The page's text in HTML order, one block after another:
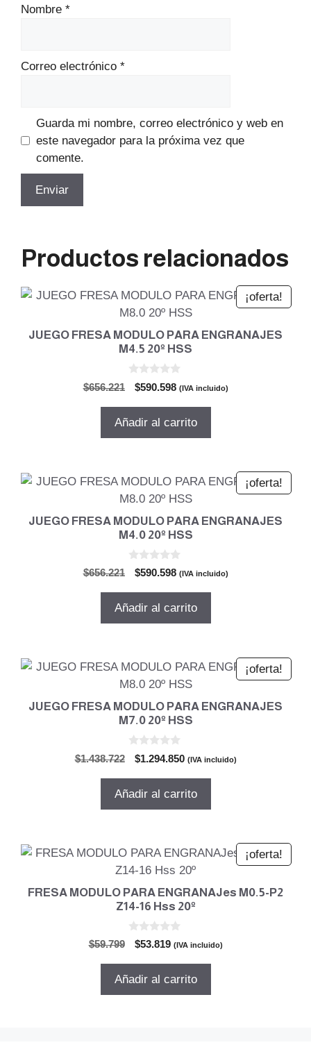
Nombre *
Correo electrónico *
Guarda mi nombre, correo electrónico y web en
este navegador para la próxima vez que
comente.
Productos relacionados
¡oferta!
JUEGO FRESA MODULO PARA ENGRANAJES
M4.5 20º HSS
$656.221
El
original
$590.598El
actual
(IVA incluido)
Añadir al carrito
¡oferta!
JUEGO FRESA MODULO PARA ENGRANAJES
M4.0 20º HSS
$656.221
El
original
$590.598El
actual
(IVA incluido)
Añadir al carrito
¡oferta!
JUEGO FRESA MODULO PARA ENGRANAJES
M7.0 20º HSS
$1.438.722
El
original
$1.294.850El
actual
(IVA incluido)
Añadir al carrito
¡oferta!
FRESA MODULO PARA ENGRANAJes M0.5-P2
Z14-16 Hss 20º
$59.799
El
original
$53.819El
actual
(IVA incluido)
Añadir al carrito